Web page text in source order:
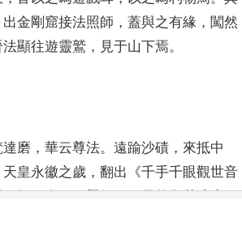
出金剛窟接法照師 ， 蓋與之有緣 ， 闖然
法顯往遊靈鷲 ， 見于山下焉。
磨 ， 華云尊法。 遠踰沙磧 ， 來抵中
天皇永徽之歲 ， 翻出 《千手千眼觀世音
經》一卷。經題但云西天竺伽梵達磨